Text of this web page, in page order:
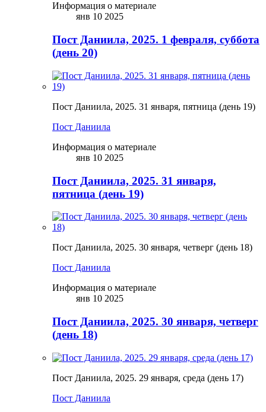
Информация о материале
янв 10 2025
Пост Даниила, 2025. 1 февраля, суббота
(день 20)
Пост Даниила, 2025. 31 января, пятница (день 19)
Пост Даниила
Информация о материале
янв 10 2025
Пост Даниила, 2025. 31 января,
пятница (день 19)
Пост Даниила, 2025. 30 января, четверг (день 18)
Пост Даниила
Информация о материале
янв 10 2025
Пост Даниила, 2025. 30 января, четверг
(день 18)
Пост Даниила, 2025. 29 января, среда (день 17)
Пост Даниила